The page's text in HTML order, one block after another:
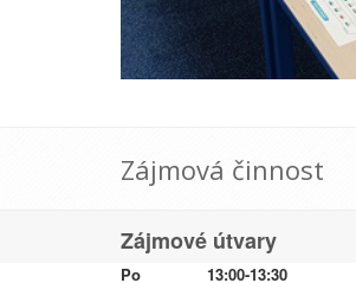
Zájmová činnost
Zájmové útvary
Po 13:00-13:30